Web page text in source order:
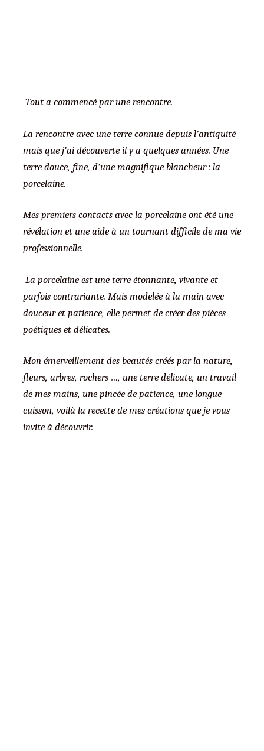
Tout a commencé par une rencontre.
La rencontre avec une terre connue depuis l’antiquité
mais que j’ai découverte il y a quelques années. Une
terre douce, fine, d’une magnifique blancheur : la
porcelaine.
Mes premiers contacts avec la porcelaine ont été une
révélation et une aide à un tournant difficile de ma vie
professionnelle.
La porcelaine est une terre étonnante, vivante et
parfois contrariante. Mais modelée à la main avec
douceur et patience, elle permet de créer des pièces
poétiques et délicates.
Mon émerveillement des beautés créés par la nature,
fleurs, arbres, rochers …, une terre délicate, un travail
de mes mains, une pincée de patience, une longue
cuisson, voilà la recette de mes créations que je vous
invite à découvrir.